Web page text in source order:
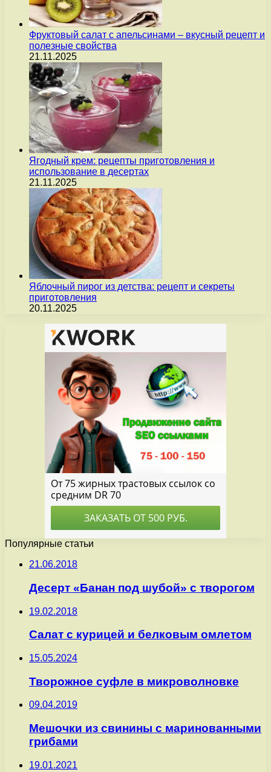
Фруктовый салат с апельсинами – вкусный рецепт и
полезные свойства
21.11.2025
Ягодный крем: рецепты приготовления и
использование в десертах
21.11.2025
Яблочный пирог из детства: рецепт и секреты
приготовления
20.11.2025
Популярные статьи
21.06.2018
Десерт «Банан под шубой» с творогом
19.02.2018
Салат с курицей и белковым омлетом
15.05.2024
Творожное суфле в микроволновке
09.04.2019
Мешочки из свинины с маринованными
грибами
19.01.2021